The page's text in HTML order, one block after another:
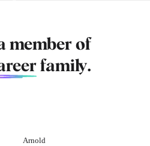
member of
family.
Arnold